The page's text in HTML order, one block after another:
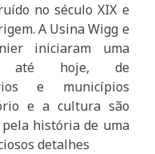
no século XIX e
A Usina Wigg e
iniciaram uma
até hoje, de
e municípios
e a cultura são
história de uma
detalhes